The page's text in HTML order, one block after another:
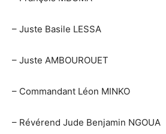
– Juste Basile LESSA
– Juste AMBOUROUET
– Commandant Léon MINKO
– Révérend Jude Benjamin NGOUA